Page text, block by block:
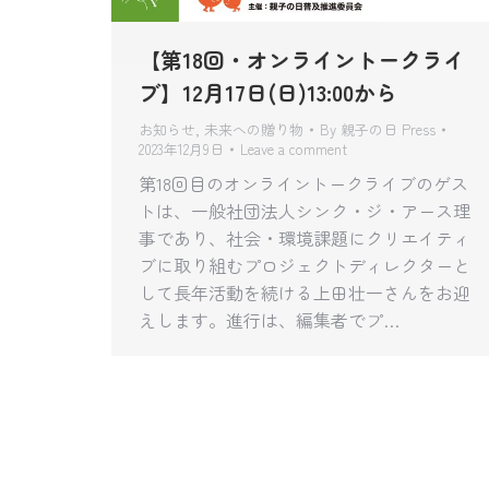
【第18回・オンライントークライ
ブ】12月17日(日)13:00から
お知らせ, 未来への贈り物 By 親子の日 Press
2023年12月9日
Leave a comment
第18回目のオンライントークライブのゲス
トは、一般社団法人シンク・ジ・アース理
事であり、社会・環境課題にクリエイティ
ブに取り組むプロジェクトディレクターと
して長年活動を続ける上田壮一さんをお迎
えします。進行は、編集者でプ…